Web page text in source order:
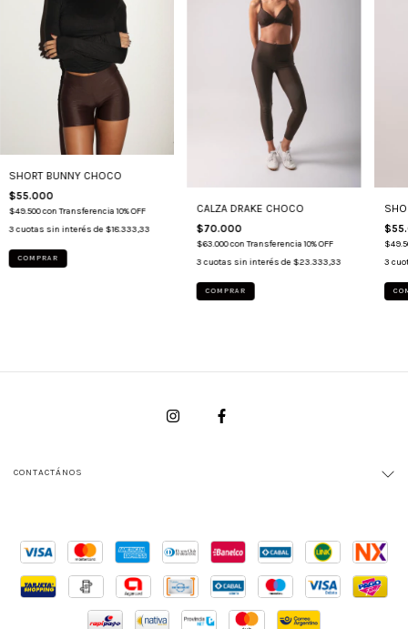
SHORT BUNNY CHOCO
$55.000
$49.500con Transferencia 10% OFF
3 cuotas sin interés de$18.333,33
COMPRAR
CALZA DRAKE CHOCO
$70.000
$63.000con Transferencia 10% OFF
3 cuotas sin interés de$23.333,33
COMPRAR
3
CONTACTÁNOS